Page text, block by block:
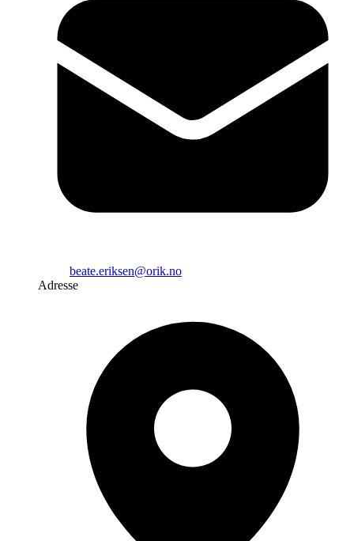
beate.eriksen@orik.no
Adresse